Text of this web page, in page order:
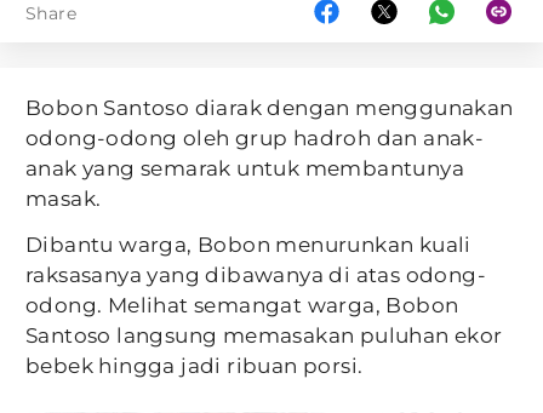
Share
Bobon Santoso diarak dengan menggunakan
odong-odong oleh grup hadroh dan anak-
anak yang semarak untuk membantunya
masak.
Dibantu warga, Bobon menurunkan kuali
raksasanya yang dibawanya di atas odong-
odong. Melihat semangat warga, Bobon
Santoso langsung memasakan puluhan ekor
bebek hingga jadi ribuan porsi.